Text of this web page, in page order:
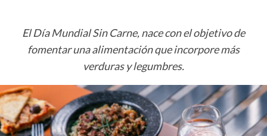
El Día Mundial Sin Carne, nace con el objetivo de
fomentar una alimentación que incorpore más
verduras y legumbres.